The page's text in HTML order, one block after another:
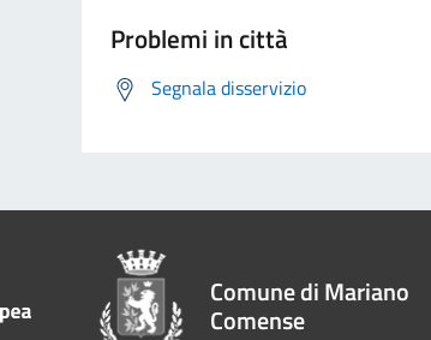
Problemi in città
Segnala disservizio
Comune di Mariano
Comense